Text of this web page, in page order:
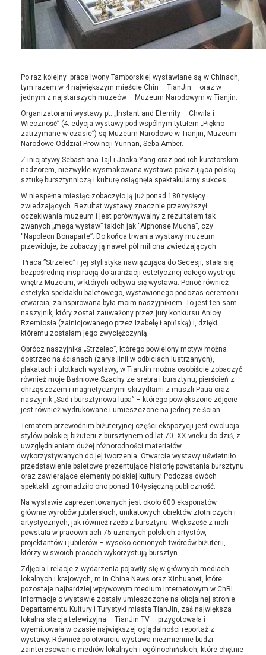
Po raz kolejny prace Iwony Tamborskiej wystawiane są w Chinach,
tym razem w 4 największym mieście Chin – TianJin – oraz w
jednym z najstarszych muzeów – Muzeum Narodowym w Tianjin.
Organizatorami wystawy pt. „Instant and Eternity – Chwila i
Wieczność” (4. edycja wystawy pod wspólnym tytułem „Piękno
zatrzymane w czasie”) są Muzeum Narodowe w Tianjin, Muzeum
Narodowe Oddział Prowincji Yunnan, Seba Amber.
Z inicjatywy Sebastiana Tajl i Jacka Yang oraz pod ich kuratorskim
nadzorem, niezwykle wysmakowana wystawa pokazująca polską
sztukę bursztynniczą i kulturę osiągnęła spektakularny sukces.
W niespełna miesiąc zobaczyło ją już ponad 180 tysięcy
zwiedzających. Rezultat wystawy znacznie przewyższył
oczekiwania muzeum i jest porównywalny z rezultatem tak
zwanych „mega wystaw” takich jak “Alphonse Mucha”, czy
“Napoleon Bonaparte”. Do końca trwania wystawy muzeum
przewiduje, że zobaczy ją nawet pół miliona zwiedzających.
Praca ”Strzelec” i jej stylistyka nawiązująca do Secesji, stała się
bezpośrednią inspiracją do aranżacji estetycznej całego wystroju
wnętrz Muzeum, w których odbywa się wystawa. Ponoć również
estetyka spektaklu baletowego, wystawionego podczas ceremonii
otwarcia, zainspirowana była moim naszyjnikiem. To jest ten sam
naszyjnik, który został zauważony przez jury konkursu Anioły
Rzemiosła (zainicjowanego przez Izabelę Łapińską) i, dzięki
któremu zostałam jego zwyciężczynią.
Oprócz naszyjnika „Strzelec”, którego powielony motyw można
dostrzec na ścianach (zarys linii w odbiciach lustrzanych),
plakatach i ulotkach wystawy, w TianJin można osobiście zobaczyć
również moje Baśniowe Szachy ze srebra i bursztynu, pierścień z
chrząszczem i magnetycznymi skrzydłami z muszli Paua oraz
naszyjnik „Sad i bursztynowa lupa” – którego powiększone zdjęcie
jest również wydrukowane i umieszczone na jednej ze ścian.
Tematem przewodnim biżuteryjnej części ekspozycji jest ewolucja
stylów polskiej biżuterii z bursztynem od lat 70. XX wieku do dziś, z
uwzględnieniem dużej różnorodności materiałów
wykorzystywanych do jej tworzenia. Otwarcie wystawy uświetniło
przedstawienie baletowe prezentujące historię powstania bursztynu
oraz zawierające elementy polskiej kultury. Podczas dwóch
spektakli zgromadziło ono ponad 10-tysięczną publiczność.
Na wystawie zaprezentowanych jest około 600 eksponatów –
głównie wyrobów jubilerskich, unikatowych obiektów złotniczych i
artystycznych, jak również rzeźb z bursztynu. Większość z nich
powstała w pracowniach 75 uznanych polskich artystów,
projektantów i jubilerów – wysoko cenionych twórców biżuterii,
którzy w swoich pracach wykorzystują bursztyn.
Zdjęcia i relacje z wydarzenia pojawiły się w głównych mediach
lokalnych i krajowych, m.in.China News oraz Xinhuanet, które
pozostaje najbardziej wpływowym medium internetowym w ChRL.
Informacje o wystawie zostały umieszczone na oficjalnej stronie
Departamentu Kultury i Turystyki miasta TianJin, zaś największa
lokalna stacja telewizyjna – TianJin TV – przygotowała i
wyemitowała w czasie największej oglądalności reportaż z
wystawy. Również po otwarciu wystawa niezmiennie budzi
zainteresowanie mediów lokalnych i ogólnochińskich, które chętnie